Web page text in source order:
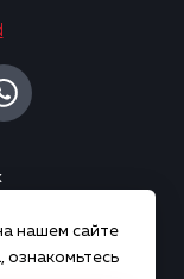
Подписаться
нашем сайте
ознакомьтесь